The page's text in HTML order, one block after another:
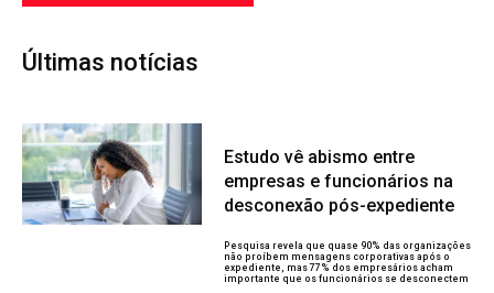
Últimas notícias
Estudo vê abismo entre
empresas e funcionários na
desconexão pós-expediente
Pesquisa revela que quase 90% das organizações
não proíbem mensagens corporativas após o
expediente, mas 77% dos empresários acham
importante que os funcionários se desconectem